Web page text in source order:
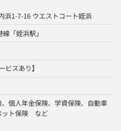
浜1-7-16 ウエストコート姪浜
「姪浜駅」
ビスあり】
個人年金保険、学資保険、自動車
ット保険 など